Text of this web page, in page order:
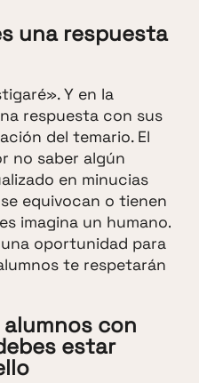
una respuesta
Y en la
respuesta con sus
del temario. El
no saber algún
en minucias
equivocan o tienen
imagina un humano.
oportunidad para
te respetarán
con
estar